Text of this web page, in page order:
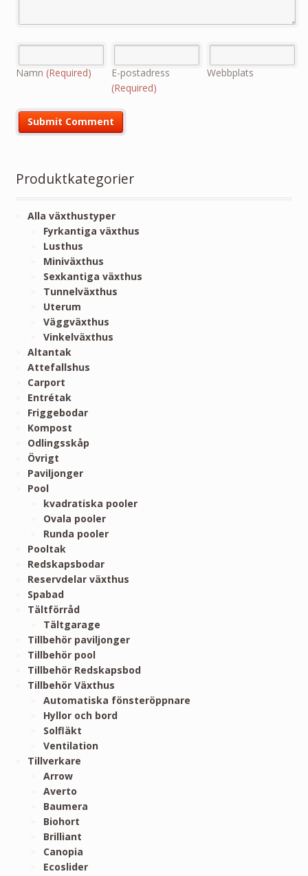
Namn (Required)
E-postadress
(Required)
Webbplats
Produktkategorier
Alla växthustyper
Fyrkantiga växthus
Lusthus
Miniväxthus
Sexkantiga växthus
Tunnelväxthus
Uterum
Väggväxthus
Vinkelväxthus
Altantak
Attefallshus
Carport
Entrétak
Friggebodar
Kompost
Odlingsskåp
Övrigt
Paviljonger
Pool
kvadratiska pooler
Ovala pooler
Runda pooler
Pooltak
Redskapsbodar
Reservdelar växthus
Spabad
Tältförråd
Tältgarage
Tillbehör paviljonger
Tillbehör pool
Tillbehör Redskapsbod
Tillbehör Växthus
Automatiska fönsteröppnare
Hyllor och bord
Solfläkt
Ventilation
Tillverkare
Arrow
Averto
Baumera
Biohort
Brilliant
Canopia
Ecoslider